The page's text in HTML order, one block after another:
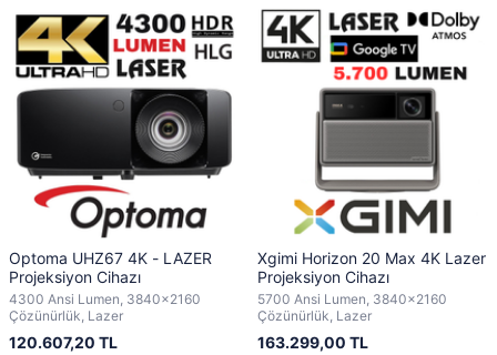
Optoma UHZ67 4K - LAZER
Projeksiyon Cihazı
4300 Ansi Lumen, 3840x2160
Çözünürlük, Lazer
120.607,20 TL
Xgimi Horizon 20 Max 4K Lazer
Projeksiyon Cihazı
5700 Ansi Lumen, 3840x2160
Çözünürlük, Lazer
163.299,00 TL